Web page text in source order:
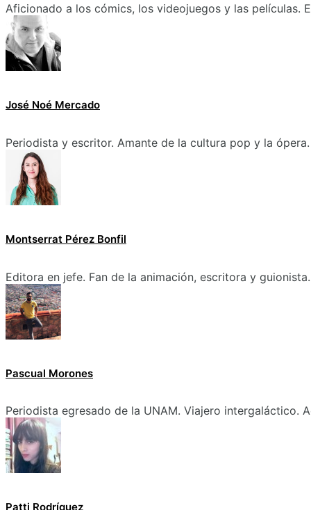
Aficionado a los cómics, los videojuegos y las películas.
José Noé Mercado
Periodista y escritor. Amante de la cultura pop y la ópera.
Montserrat Pérez Bonfil
Editora en jefe. Fan de la animación, escritora y guionista.
Pascual Morones
Periodista egresado de la UNAM. Viajero intergaláctico.
Patti Rodríguez